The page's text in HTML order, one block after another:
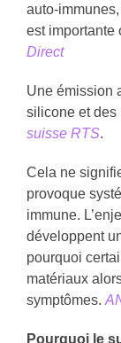
auto-
est importante
Direct
Une émission
silicone et des
suisse RTS.
Cela ne
provoque
immune.
développent
pourquoi
matériaux
symptômes.
Pourquoi le